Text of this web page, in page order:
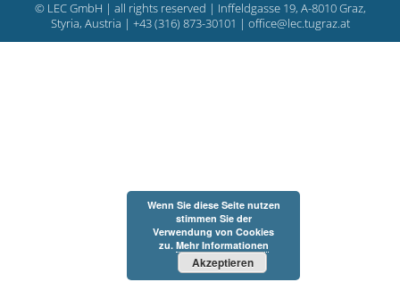
© LEC GmbH | all rights reserved | Inffeldgasse 19, A-8010 Graz,
Styria, Austria | +43 (316) 873-30101 | office@lec.tugraz.at
Wenn Sie diese Seite nutzen
stimmen Sie der
Verwendung von Cookies
zu. Mehr Informationen
Akzeptieren